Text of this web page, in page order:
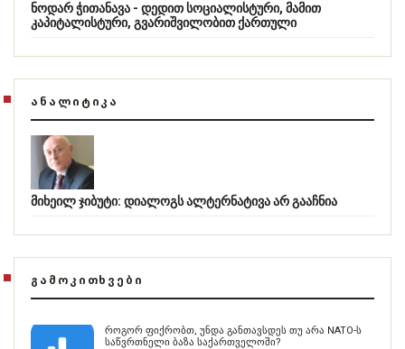
ნოდარ ჭითანავა - დედით სოციალისტური, მამით
კაპიტალისტური, გვარიშვილობით ქართული
ᲐᲜᲐᲚᲘᲢᲘᲙᲐ
მიხეილ ჯიბუტი: დიალოგს ალტერნატივა არ გააჩნია
ᲒᲐᲛᲝᲙᲘᲗᲮᲕᲔᲑᲘ
როგორ ფიქრობთ, უნდა განთავსდეს თუ არა NATO-ს
საწვრთნელი ბაზა საქართველოში?